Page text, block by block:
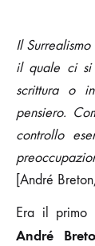
Il
il quale ci si
scrittura o
pensiero.
controllo
[André Breton,
Era il primo
André